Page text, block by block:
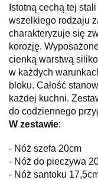
Istotną cechą tej
wszelkiego rodzaju
charakteryzuje się
korozję.
cienką warstwą
w każdych
bloku. Całość
każdej kuchni.
do codziennego
W zestawie:
- Nóż szefa 20cm
- Nóż do pieczywa
- Nóż santoku